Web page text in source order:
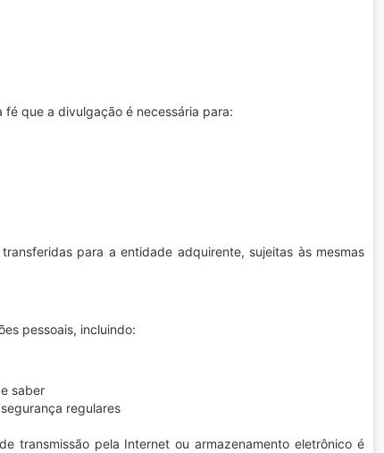
que a divulgação é necessária para:
para a entidade adquirente, sujeitas às mesmas
pessoais, incluindo:
saber
regulares
transmissão pela Internet ou armazenamento eletrônico é